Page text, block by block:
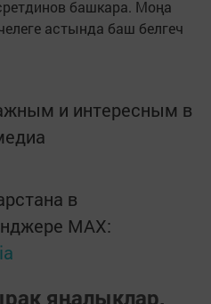
башкара. Моңа
астында баш белгеч
и интересным в
в
MАХ:
яңалыклар,